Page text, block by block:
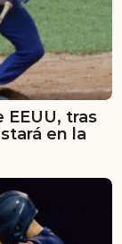
tras
en la